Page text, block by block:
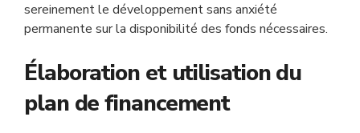
sereinement le développement sans anxiété
permanente sur la disponibilité des fonds nécessaires.
Élaboration et utilisation du
plan de financement